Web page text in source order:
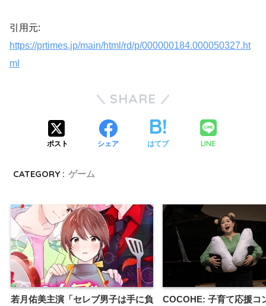
引用元:
https://prtimes.jp/main/html/rd/p/000000184.000050327.ht
ml
SHARE
ポスト シェア はてブ LINE
CATEGORY : ゲーム
若月佑美主演「セレブ男子は手に負
COCOHE: 子育て応援コ